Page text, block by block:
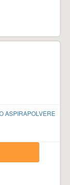
ASPIRAPOLVERE